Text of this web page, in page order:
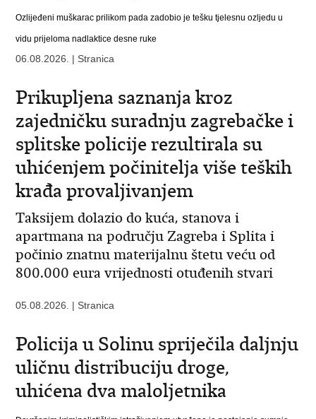
Ozlijeđeni muškarac prilikom pada zadobio je tešku tjelesnu ozljedu u
vidu prijeloma nadlaktice desne ruke
06.08.2026. | Stranica
Prikupljena saznanja kroz
zajedničku suradnju zagrebačke i
splitske policije rezultirala su
uhićenjem počinitelja više teških
krađa provaljivanjem
Taksijem dolazio do kuća, stanova i
apartmana na području Zagreba i Splita i
počinio znatnu materijalnu štetu veću od
800.000 eura vrijednosti otuđenih stvari
05.08.2026. | Stranica
Policija u Solinu spriječila daljnju
uličnu distribuciju droge,
uhićena dva maloljetnika